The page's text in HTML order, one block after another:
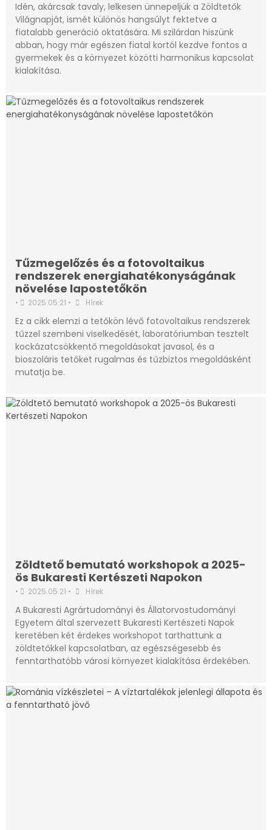
Idén, akárcsak tavaly, lelkesen ünnepeljük a Zöldtetők
Világnapját, ismét különös hangsúlyt fektetve a
fiatalabb generáció oktatására. Mi szilárdan hiszünk
abban, hogy már egészen fiatal kortól kezdve fontos a
gyermekek és a környezet közötti harmonikus kapcsolat
kialakítása.
Tűzmegelőzés és a fotovoltaikus
rendszerek energiahatékonyságának
növelése lapostetőkön
• 2025.05.21 • Hírek
Ez a cikk elemzi a tetőkön lévő fotovoltaikus rendszerek
tűzzel szembeni viselkedését, laboratóriumban tesztelt
kockázatcsökkentő megoldásokat javasol, és a
bioszoláris tetőket rugalmas és tűzbiztos megoldásként
mutatja be.
Zöldtető bemutató workshopok a 2025-
ös Bukaresti Kertészeti Napokon
• 2025.05.21 • Hírek
A Bukaresti Agrártudományi és Állatorvostudományi
Egyetem által szervezett Bukaresti Kertészeti Napok
keretében két érdekes workshopot tarthattunk a
zöldtetőkkel kapcsolatban, az egészségesebb és
fenntarthatóbb városi környezet kialakítása érdekében.